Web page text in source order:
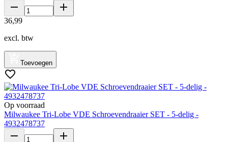
36,99
excl. btw
Toevoegen
Op voorraad
Milwaukee Tri-Lobe VDE Schroevendraaier SET - 5-delig -
4932478737